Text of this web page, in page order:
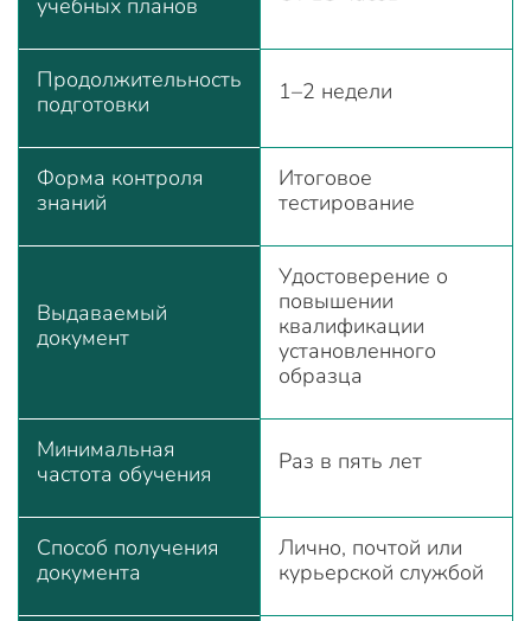
учебных планов
Продолжительность
подготовки
1–2 недели
Форма контроля
знаний
Итоговое
тестирование
Выдаваемый
документ
Удостоверение о
повышении
квалификации
установленного
образца
Минимальная
частота обучения
Раз в пять лет
Способ получения
документа
Лично, почтой или
курьерской службой